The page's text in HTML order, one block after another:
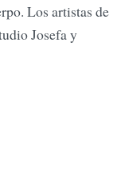
Los artistas de
Josefa y